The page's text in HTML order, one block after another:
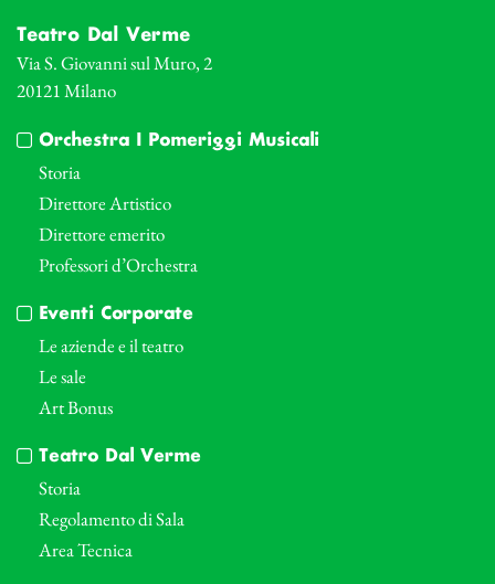
Teatro Dal Verme
Via S. Giovanni sul Muro, 2
20121 Milano
Orchestra I Pomeriggi Musicali
Storia
Direttore Artistico
Direttore emerito
Professori d’Orchestra
Eventi Corporate
Le aziende e il teatro
Le sale
Art Bonus
Teatro Dal Verme
Storia
Regolamento di Sala
Area Tecnica